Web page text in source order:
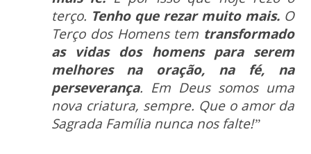
terço. Tenho que rezar muito mais. O
Terço dos Homens tem transformado
as vidas dos homens para serem
melhores na oração, na fé, na
perseverança. Em Deus somos uma
nova criatura, sempre. Que o amor da
Sagrada Família nunca nos falte!”